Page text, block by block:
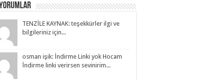
TENZİLE KAYNAK: teşekkürler ilgi ve
bilgileriniz için...
osman işik: İndirme Linki yok Hocam
İndirme linki verirsen sevinirim...